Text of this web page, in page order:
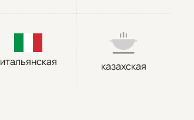
итальянская казахская